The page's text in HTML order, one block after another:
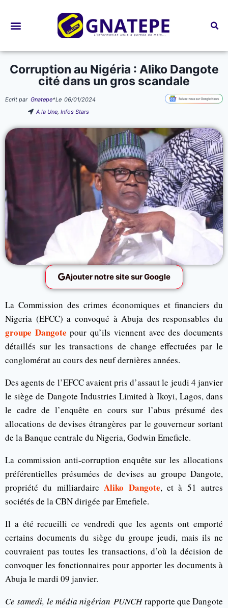
Corruption au Nigéria : Aliko Dangote
cité dans un gros scandale
Ecrit par Gnatepe*Le 06/01/2024
A la Une,Infos Stars
Ajouter notre site sur Google
La Commission des crimes économiques et financiers du
Nigeria (EFCC) a convoqué à Abuja des responsables du
groupe Dangote pour qu’ils viennent avec des documents
détaillés sur les transactions de change effectuées par le
conglomérat au cours des neuf dernières années.
Des agents de l’EFCC avaient pris d’assaut le jeudi 4 janvier
le siège de Dangote Industries Limited à Ikoyi, Lagos, dans
le cadre de l’enquête en cours sur l’abus présumé des
allocations de devises étrangères par le gouverneur sortant
de la Banque centrale du Nigeria, Godwin Emefiele.
La commission anti-corruption enquête sur les allocations
préférentielles présumées de devises au groupe Dangote,
propriété du milliardaireAliko Dangote, et à 51 autres
sociétés de la CBN dirigée par Emefiele.
Il a été recueilli ce vendredi que les agents ont emporté
certains documents du siège du groupe jeudi, mais ils ne
couvraient pas toutes les transactions, d’où la décision de
convoquer les fonctionnaires pour apporter les documents à
Abuja le mardi 09 janvier.
Ce samedi, le média nigérian PUNCHrapporte que Dangote